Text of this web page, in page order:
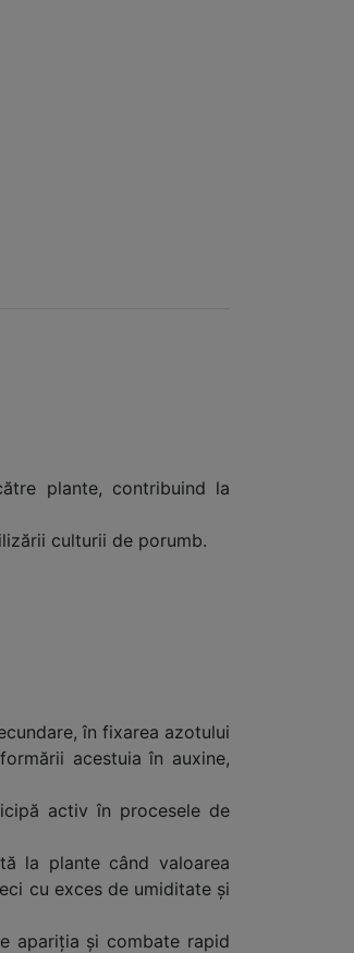
plante, contribuind la
culturii de porumb.
în fixarea azotului
acestuia în auxine,
activ în procesele de
la plante când valoarea
cu exces de umiditate şi
apariția și combate rapid